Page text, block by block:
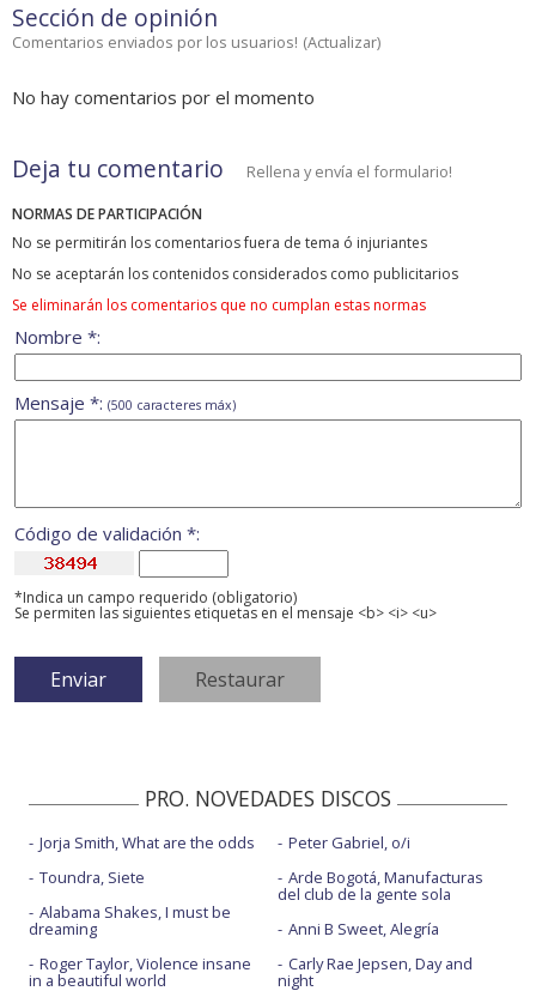
Sección de opinión
Comentarios enviados por los usuarios! (Actualizar)
No hay comentarios por el momento
Deja tu comentario Rellena y envía el formulario!
NORMAS DE PARTICIPACIÓN
No se permitirán los comentarios fuera de tema ó injuriantes
No se aceptarán los contenidos considerados como publicitarios
Se eliminarán los comentarios que no cumplan estas normas
Nombre *:
Mensaje *: (500 caracteres máx)
Código de validación *:
*Indica un campo requerido (obligatorio)
Se permiten las siguientes etiquetas en el mensaje <b> <i> <u>
PRO. NOVEDADES DISCOS
Jorja Smith, What are the odds
Toundra, Siete
Alabama Shakes, I must be
dreaming
Roger Taylor, Violence insane
in a beautiful world
Peter Gabriel, o/i
Arde Bogotá, Manufacturas
del club de la gente sola
Anni B Sweet, Alegría
Carly Rae Jepsen, Day and
night